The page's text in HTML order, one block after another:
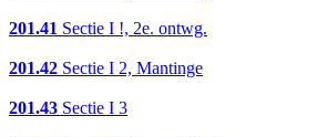
201.41 Sectie I !, 2e. ontwg.
201.42 Sectie I 2, Mantinge
201.43 Sectie I 3